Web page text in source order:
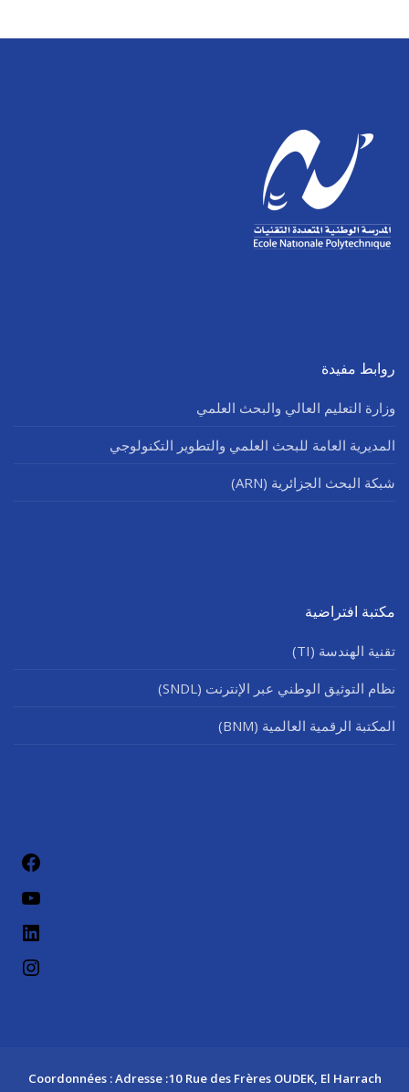
روابط مفيدة
وزارة التعليم العالي والبحث العلمي
المديرية العامة للبحث العلمي والتطوير التكنولوجي
شبكة البحث الجزائرية (ARN)
مكتبة افتراضية
تقنية الهندسة (TI)
نظام التوثيق الوطني عبر الإنترنت (SNDL)
المكتبة الرقمية العالمية (BNM)
لينكد إن
Coordonnées : Adresse :10 Rue des Frères OUDEK, El Harrach